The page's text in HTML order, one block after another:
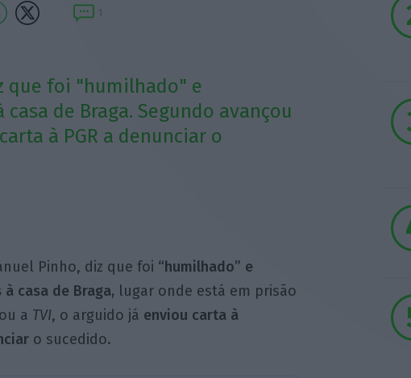
1
que foi "humilhado" e
de Braga. Segundo avançou
à PGR a denunciar o
Pinho, diz que foi “humilhado” e
casa de Braga, lugar onde está em prisão
a TVI, o arguido já enviou carta à
o sucedido.